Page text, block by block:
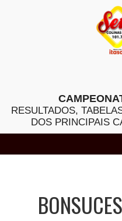
RESULTADOS,
DOS PRINCIPAIS